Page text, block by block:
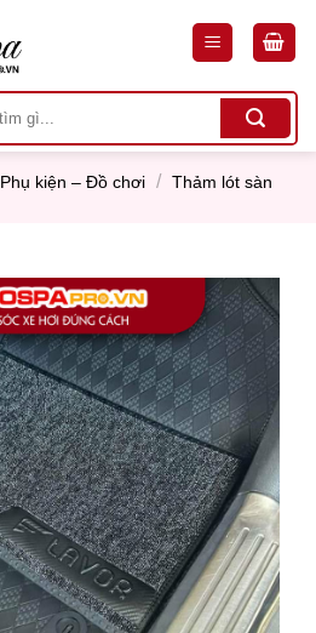
Phụ kiện – Đồ chơi / Thảm lót sàn